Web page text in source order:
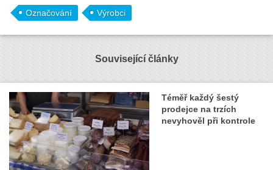
Označování Výrobci
Související články
Téměř každý šestý
prodejce na trzích
nevyhověl při kontrole